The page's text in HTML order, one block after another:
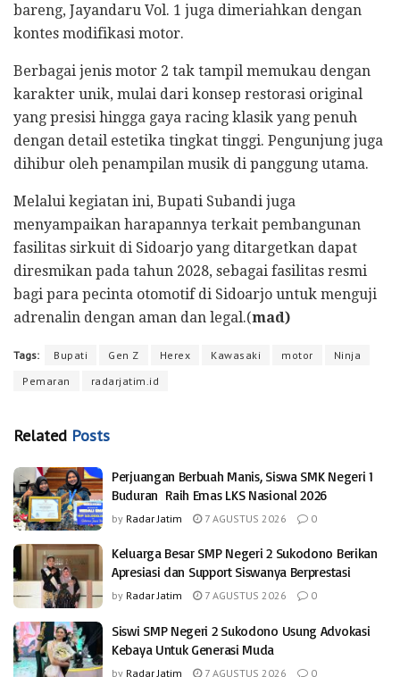
bareng, Jayandaru Vol. 1 juga dimeriahkan dengan
kontes modifikasi motor.
Berbagai jenis motor 2 tak tampil memukau dengan
karakter unik, mulai dari konsep restorasi original
yang presisi hingga gaya racing klasik yang penuh
dengan detail estetika tingkat tinggi. Pengunjung juga
dihibur oleh penampilan musik di panggung utama.
​Melalui kegiatan ini, Bupati Subandi juga
menyampaikan harapannya terkait pembangunan
fasilitas sirkuit di Sidoarjo yang ditargetkan dapat
diresmikan pada tahun 2028, sebagai fasilitas resmi
bagi para pecinta otomotif di Sidoarjo untuk menguji
adrenalin dengan aman dan legal.(mad)
Tags: Bupati Gen Z Herex Kawasaki motor
Ninja
Pemaran
radarjatim.id
Related Posts
Perjuangan Berbuah Manis, Siswa SMK Negeri 1
Buduran Raih Emas LKS Nasional 2026
by Radar Jatim 7 AGUSTUS 2026 0
Keluarga Besar SMP Negeri 2 Sukodono Berikan
Apresiasi dan Support Siswanya Berprestasi
by Radar Jatim 7 AGUSTUS 2026 0
Siswi SMP Negeri 2 Sukodono Usung Advokasi
Kebaya Untuk Generasi Muda
by Radar Jatim 7 AGUSTUS 2026 0